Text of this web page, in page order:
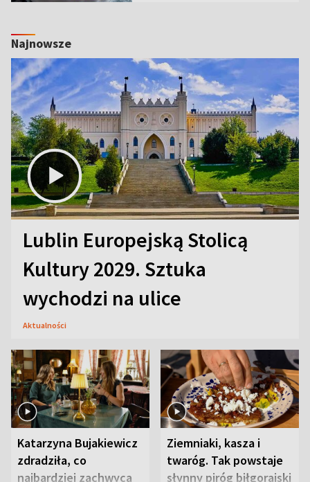
Najnowsze
Lublin Europejską Stolicą
Kultury 2029. Sztuka
wychodzi na ulice
Aktualności
Katarzyna Bujakiewicz
zdradziła, co
najbardziej zachwyca
Ziemniaki, kasza i
twaróg. Tak powstaje
słynny piróg biłgorajski